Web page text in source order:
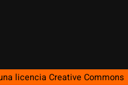
licencia Creative Commons